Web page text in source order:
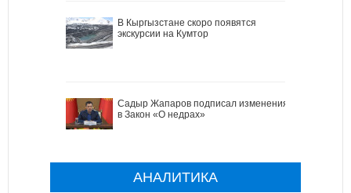
В Кыргызстане скоро появятся
экскурсии на Кумтор
Садыр Жапаров подписал изменения
в Закон «О недрах»
АНАЛИТИКА